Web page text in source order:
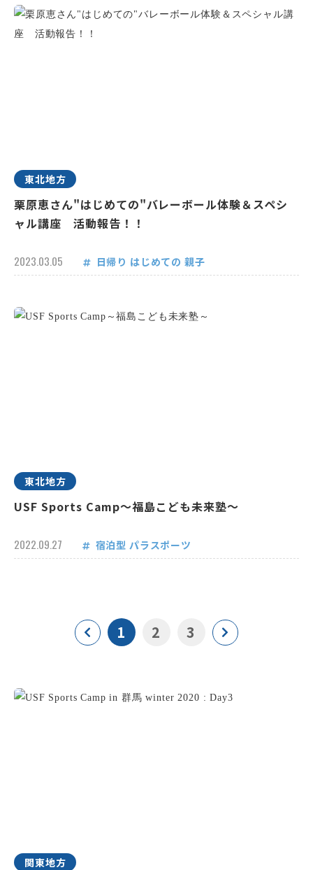
東北地方
栗原恵さん"はじめての"バレーボール体験＆スペシ
ャル講座 活動報告！！
2023.03.05 日帰り はじめての 親子
東北地方
USF Sports Camp～福島こども未来塾～
2022.09.27 宿泊型 パラスポーツ
1 2 3
関東地方